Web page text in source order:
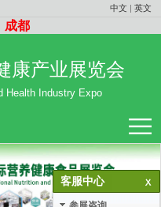
中文 |英文
成都
康产业展览会
Health Industry Expo
客服中心